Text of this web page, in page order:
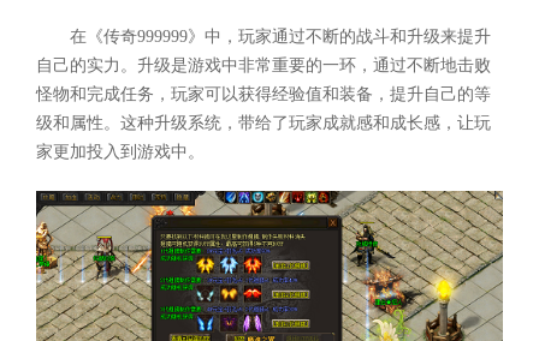
在《传奇999999》中，玩家通过不断的战斗和升级来提升
自己的实力。升级是游戏中非常重要的一环，通过不断地击败
怪物和完成任务，玩家可以获得经验值和装备，提升自己的等
级和属性。这种升级系统，带给了玩家成就感和成长感，让玩
家更加投入到游戏中。